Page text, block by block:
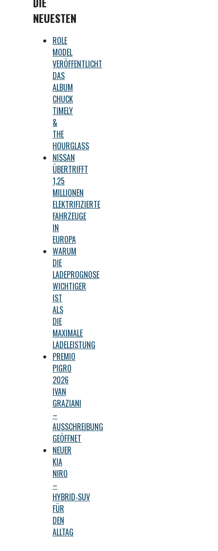
NEUESTEN
ROLE
MODEL
VERÖFFENTLICHT
DAS
ALBUM
CHUCK
TIMELY
&
THE
HOURGLASS
NISSAN
ÜBERTRIFFT
1,25
MILLIONEN
ELEKTRIFIZIERTE
FAHRZEUGE
IN
EUROPA
WARUM
DIE
LADEPROGNOSE
WICHTIGER
IST
ALS
DIE
MAXIMALE
LADELEISTUNG
PREMIO
PIGRO
2026
IVAN
GRAZIANI
–
AUSSCHREIBUNG
GEÖFFNET
NEUER
KIA
NIRO
–
HYBRID‑SUV
FÜR
DEN
ALLTAG